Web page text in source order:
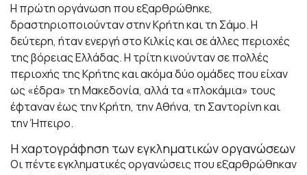
Η πρώτη οργάνωση που εξαρθρώθηκε,
δραστηριοποιούνταν στην Κρήτη και τη Σάμο. Η
δεύτερη, ήταν ενεργή στο Κιλκίς και σε άλλες περιοχές
της βόρειας Ελλάδας. Η τρίτη κινούνταν σε πολλές
περιοχής της Κρήτης και ακόμα δύο ομάδες που είχαν
ως «έδρα» τη Μακεδονία, αλλά τα «πλοκάμια» τους
έφταναν έως την Κρήτη, την Αθήνα, τη Σαντορίνη και
την Ήπειρο.
Η χαρτογράφηση των εγκληματικών οργανώσεων
Οι πέντε εγκληματικές οργανώσεις που εξαρθρώθηκαν